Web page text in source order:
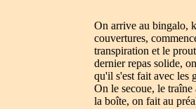
On arrive au bingalo,
couvertures,
transpiration et le
dernier repas solide,
qu'il s'est fait avec les
On le secoue, le
la boîte, on fait au